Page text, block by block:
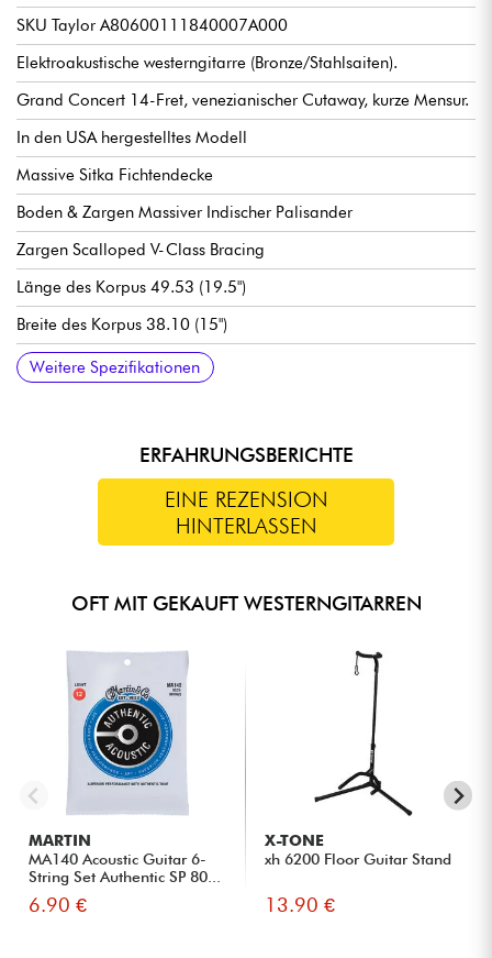
SKU Taylor A80600111840007A000
Elektroakustische westerngitarre (Bronze/Stahlsaiten).
Grand Concert 14-Fret, venezianischer Cutaway, kurze Mensur.
In den USA hergestelltes Modell
Massive Sitka Fichtendecke
Boden & Zargen Massiver Indischer Palisander
Zargen Scalloped V-Class Bracing
Länge des Korpus 49.53 (19.5")
Breite des Korpus 38.10 (15")
Tiefe des Korpus 11.11 (4.3/8")
Hals Afrikanisches Mahagoni, Standard Carve Profil
Afrikanisches Crelicam-Ebenholzgriffbrett, 20x Bünde (14 ohne
Korpus)
Mensur 24.7/8"
Breite Hals 1. Bund 1,3/4" (4.45 cm)
Taylor Claria System Acoustic Electronics Vorverstärker
Taylor Smoked Nickel Mechaniken mit Smoked Nickel Buttons
Black Tusq Nut Kopfplatten-Sattel
Micarta Korpus-Sattel
Hochglanz Korpus Finish
Satin Hals Finish
Wird mit Taylor Brown Taylor Deluxe Hard Shell Case verkauft.
Empfohlene saitenstärken: Light
Weitere Spezifikationen
ERFAHRUNGSBERICHTE
EINE REZENSION
HINTERLASSEN
OFT MIT GEKAUFT WESTERNGITARREN
MARTIN
MA140 Acoustic Guitar 6-
String Set Authentic SP 80...
6.90 €
X-TONE
xh 6200 Floor Guitar Stand
13.90 €